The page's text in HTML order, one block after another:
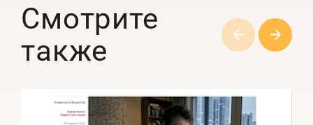
Смотрите
также